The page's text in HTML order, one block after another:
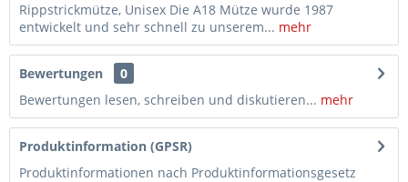
Rippstrickmütze, Unisex Die A18 Mütze wurde 1987
entwickelt und sehr schnell zu unserem... mehr
Bewertungen
0
Bewertungen lesen, schreiben und diskutieren... mehr
Produktinformation (GPSR)
Produktinformationen nach Produktinformationsgesetz